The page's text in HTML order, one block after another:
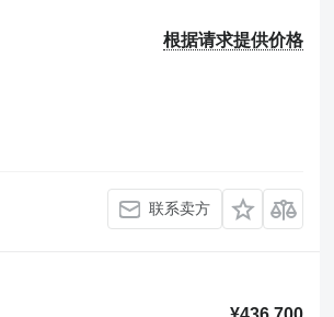
根据请求提供价格
联系卖方